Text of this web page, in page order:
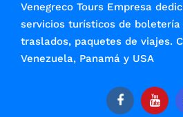
Venegreco Tours Empresa
servicios turísticos de
traslados, paquetes de viajes.
Venezuela, Panamá y USA